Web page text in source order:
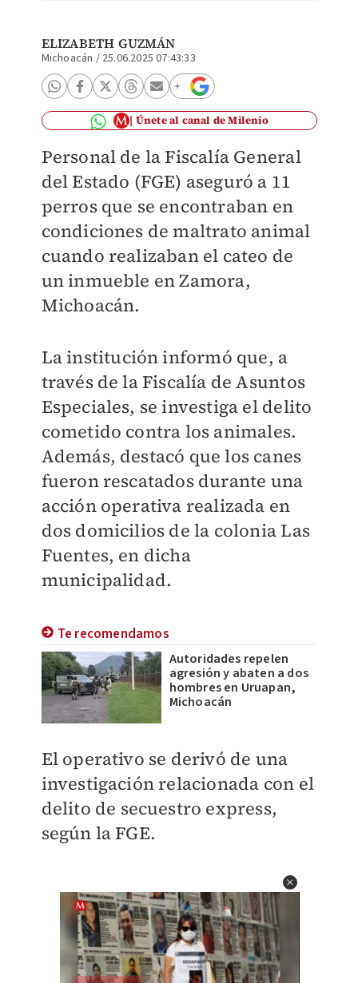
ELIZABETH GUZMÁN
Michoacán / 25.06.2025 07:43:33
Únete al canal de Milenio
Personal de la Fiscalía General
del Estado (FGE) aseguró a 11
perros que se encontraban en
condiciones de maltrato animal
cuando realizaban el cateo de
un inmueble en Zamora,
Michoacán.
La institución informó que, a
través de la Fiscalía de Asuntos
Especiales, se investiga el delito
cometido contra los animales.
Además, destacó que los canes
fueron rescatados durante una
acción operativa realizada en
dos domicilios de la colonia Las
Fuentes, en dicha
municipalidad.
Te recomendamos
Autoridades repelen
agresión y abaten a dos
hombres en Uruapan,
Michoacán
El operativo se derivó de una
investigación relacionada con el
delito de secuestro express,
según la FGE.